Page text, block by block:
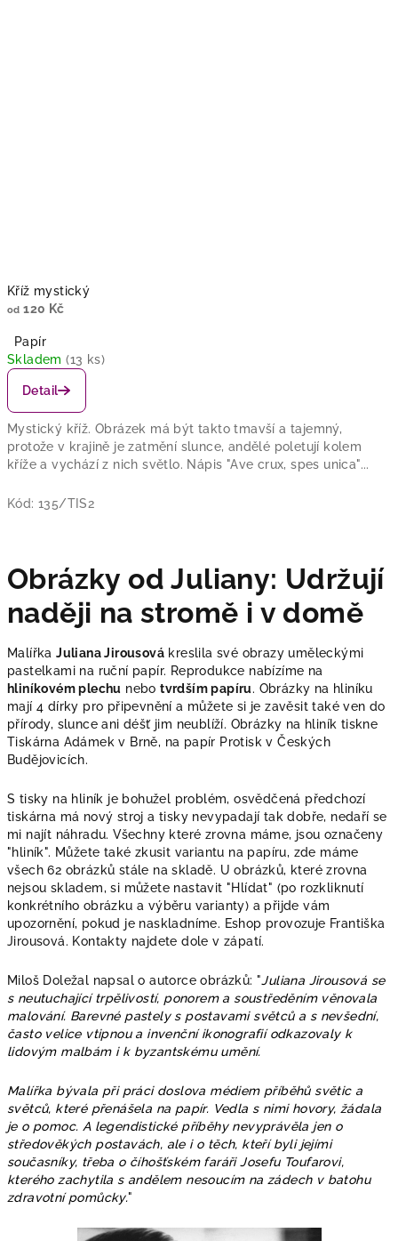
Kříž mystický
od 120 Kč
Papír
Skladem(13 ks)
Detail
Mystický kříž. Obrázek má být takto tmavší a tajemný,
protože v krajině je zatmění slunce, andělé poletují kolem
kříže a vychází z nich světlo. Nápis "Ave crux, spes unica"...
Kód: 135/TIS2
Obrázky od Juliany: Udržují
naději na stromě i v domě
MalířkaJuliana Jirousová kreslila své obrazy uměleckými
pastelkami na ruční papír. Reprodukce nabízíme na
hliníkovém plechu nebotvrdším papíru. Obrázky na hliníku
mají 4 dírky pro připevnění a můžete si je zavěsit také ven do
přírody, slunce ani déšť jim neublíží. Obrázky na hliník tiskne
Tiskárna Adámek v Brně, na papír Protisk v Českých
Budějovicích.
S tisky na hliník je bohužel problém, osvědčená předchozí
tiskárna má nový stroj a tisky nevypadají tak dobře, nedaří se
mi najít náhradu. Všechny které zrovna máme, jsou označeny
"hliník". Můžete také zkusit variantu na papíru, zde máme
všech 62 obrázků stále na skladě. U obrázků, které zrovna
nejsou skladem, si můžete nastavit "Hlídat" (po rozkliknutí
konkrétního obrázku a výběru varianty) a přijde vám
upozornění, pokud je naskladníme. Eshop provozuje Františka
Jirousová. Kontakty najdete dole v zápatí.
Miloš Doležal napsal o autorce obrázků: "Juliana Jirousová se
s neutuchající trpělivostí, ponorem a soustředěním věnovala
malování. Barevné pastely s postavami světců a s nevšední,
často velice vtipnou a invenční ikonografií odkazovaly k
lidovým malbám i k byzantskému umění.
Malířka bývala při práci doslova médiem příběhů světic a
světců, které přenášela na papír. Vedla s nimi hovory, žádala
je o pomoc. A legendistické příběhy nevyprávěla jen o
středověkých postavách, ale i o těch, kteří byli jejími
současníky, třeba o číhošťském faráři Josefu Toufarovi,
kterého zachytila s andělem nesoucím na zádech v batohu
zdravotní pomůcky."